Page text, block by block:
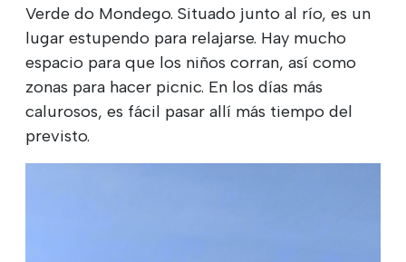
Verde do Mondego. Situado junto al río, es un
lugar estupendo para relajarse. Hay mucho
espacio para que los niños corran, así como
zonas para hacer picnic. En los días más
calurosos, es fácil pasar allí más tiempo del
previsto.